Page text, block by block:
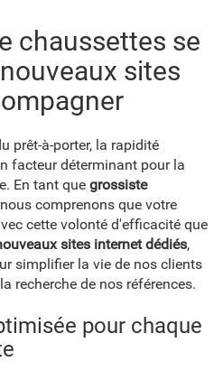
chaussettes se
sites
prêt-à-porter, la rapidité
facteur déterminant pour la
En tant que grossiste
comprenons que votre
cette volonté d'efficacité que
sites internet dédiés,
simplifier la vie de nos clients
recherche de nos références.
pour chaque